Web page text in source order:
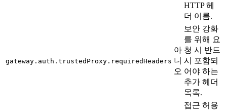
HTTP 헤
더 이름.
gateway.auth.trustedProxy.requiredHeaders
아
니
오
보안 강화
를 위해 요
청 시 반드
시 포함되
어야 하는
추가 헤더
목록.
접근 허용